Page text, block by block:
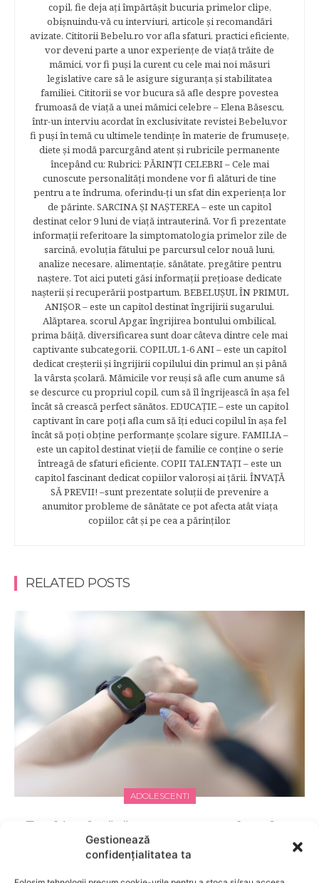
Gestionează
confidențialitatea ta
copil, fie deja aţi împărtăşit bucuria primelor clipe,
obişnuindu-vă cu interviuri, articole şi recomandări
avizate. Cititorii Bebelu.ro vor afla sfaturi, practici eficiente,
vor deveni parte a unor experienţe de viaţă trăite de
mămici, vor fi puşi la curent cu cele mai noi măsuri
legislative care să le asigure siguranţa şi stabilitatea
familiei. Cititorii se vor bucura să afle despre povestea
frumoasă de viață a unei mămici celebre – Elena Băsescu,
într-un interviu acordat în exclusivitate revistei Bebelu,vor
fi puşi în temă cu ultimele tendinţe în materie de frumuseţe,
diete şi modă parcurgând atent şi rubricile permanente
începând cu: Rubrici: PĂRINŢI CELEBRI – Cele mai
cunoscute personalităţi mondene vor fi alături de tine
pentru a te îndruma, oferindu-ţi un sfat din experienţa lor
de părinte. SARCINA ŞI NAŞTEREA – este un capitol
destinat celor 9 luni de viaţă intrauterină. Vor fi prezentate
informaţii referitoare la simptomatologia primelor zile de
sarcină, evoluţia fătului pe parcursul celor nouă luni,
analize necesare, alimentaţie, sănătate, pregătire pentru
naştere. Tot aici puteti găsi informaţii preţioase dedicate
naşterii şi recuperării postpartum. BEBELUŞUL ÎN PRIMUL
ANIŞOR – este un capitol destinat îngrijirii sugarului.
Alăptarea, scorul Apgar, îngrijirea bontului ombilical,
prima băiţă, diversificarea sunt doar câteva dintre cele mai
captivante subcategorii. COPILUL 1-6 ANI – este un capitol
dedicat creşterii şi îngrijirii copilului din primul an şi până
la vârsta şcolară. Mămicile vor reuşi să afle cum anume să
se descurce cu propriul copil, cum să îl îngrijească în aşa fel
încât să crească perfect sănătos. EDUCAŢIE – este un capitol
captivant în care poţi afla cum să îţi educi copilul în aşa fel
încât să poţi obţine performanţe şcolare sigure. FAMILIA –
este un capitol destinat vieţii de familie ce conţine o serie
întreagă de sfaturi eficiente. COPII TALENTAŢI – este un
capitol fascinant dedicat copiilor valoroși ai țării. ÎNVAŢĂ
SĂ PREVII! –sunt prezentate soluţii de prevenire a
anumitor probleme de sănătate ce pot afecta atât viaţa
copiilor, cât şi pe cea a părinţilor.
RELATED POSTS
ADOLESCENTI
Tracking de sănătate pe smartwatch: ce date
îți oferă și cum le folosești corect?